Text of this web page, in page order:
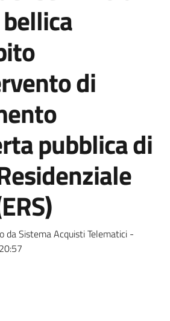
di
pubblica di
da Sistema Acquisti Telematici -